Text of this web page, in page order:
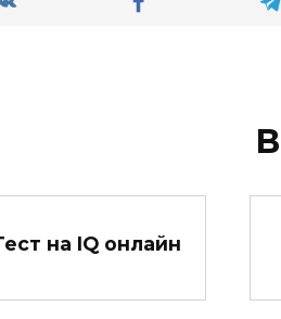
на IQ онлайн